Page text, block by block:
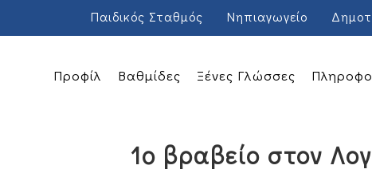
Παιδικός Σταθμός Νηπιαγωγείο
Προφίλ Βαθμίδες Ξένες Γλώσσες
1o βραβείο στον